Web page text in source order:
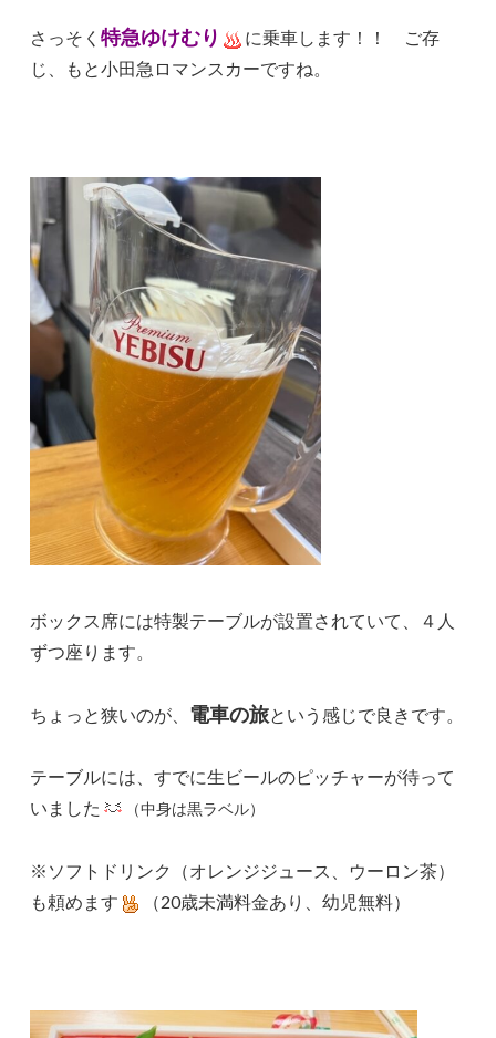
さっそく特急ゆけむり
に乗車します！！ ご存
じ、もと小田急ロマンスカーですね。
ボックス席には特製テーブルが設置されていて、４人
ずつ座ります。
ちょっと狭いのが、 電車の旅という感じで良きです。
テーブルには、すでに生ビールのピッチャーが待って
いました
（中身は黒ラベル）
※ソフトドリンク（オレンジジュース、ウーロン茶）
も頼めます
（20歳未満料金あり、幼児無料）